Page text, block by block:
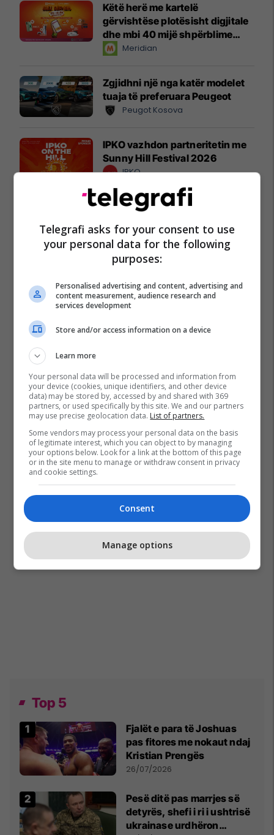
Këtë herë me kartelë
gërvishtëse plotësisht digjitale
dhe mbi 40 mijë shpërblime
instant!Meridian
Zgjidhni një nga katër modelet
tuaja të preferuara Peugeot
Peugot Kosova
IPKO vazhdon partneritetin me
Sunny Hill Festival 2026
IPKO
EXPO DIASPORA 2026 mbahet
Expo Prishtina
Top 5
Fjalët e para të Joshuas
pas fitores me nokaut ndaj
Kristian Prengës
26/07/2026
Pesë ditë pas marrjes së
detyrës, shefi i ri i ushtrisë
ukrainase urdhëron
Telegrafi asks for your consent to use
your personal data for the following
purposes:
Personalised advertising and content, advertising and
content measurement, audience research and
services development
Store and/or access information on a device
Learn more
Your personal data will be processed and information from
your device (cookies, unique identifiers, and other device
data) may be stored by, accessed by and shared with 369
partners, or used specifically by this site. We and our partners
may use precise geolocation data. List of partners.
Some vendors may process your personal data on the basis
of legitimate interest, which you can object to by managing
your options below. Look for a link at the bottom of this page
or in the site menu to manage or withdraw consent in privacy
and cookie settings.
Consent
Manage options